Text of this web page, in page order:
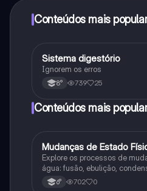
Conteúdos mais
Ciência
Sistema digestório
Ignorem os erros
8° 739 25
Conteúdos mais
MCiência
Mudanças de Estado
Explore os processos de
água: fusão, ebulição,
sublimação.
6° 702 0